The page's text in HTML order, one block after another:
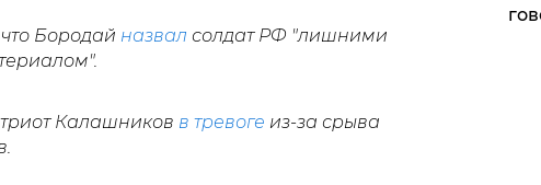
Бородай назвал солдат РФ "лишними
Калашников в тревоге из-за срыва